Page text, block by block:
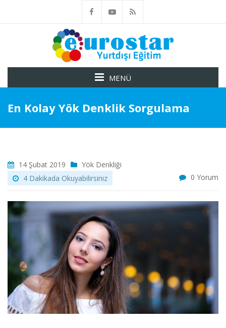
MENÜ
En Kolay Yök Denklik Sorgulama
14 Şubat 2019
Yök Denkliği
4 Dakikada Okuyabilirsiniz
0 Yorum